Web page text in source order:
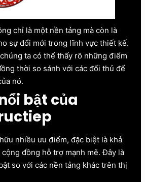
chỉ là một nền tảng mà còn là
sự đổi mới trong lĩnh vực thiết kế.
ta có thể thấy rõ những điểm
thời so sánh với các đối thủ để
nó.
bật của
nhiều ưu điểm, đặc biệt là khả
đồng hỗ trợ mạnh mẽ. Đây là
so với các nền tảng khác trên thị